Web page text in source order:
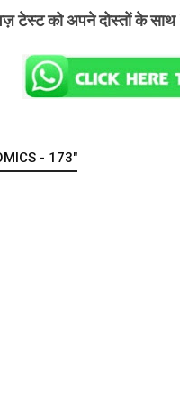
टेस्ट को अपने दोस्तों के
- 173"